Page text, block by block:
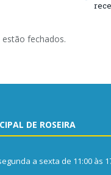
fechados.
DE ROSEIRA
a sexta de 11:00 às